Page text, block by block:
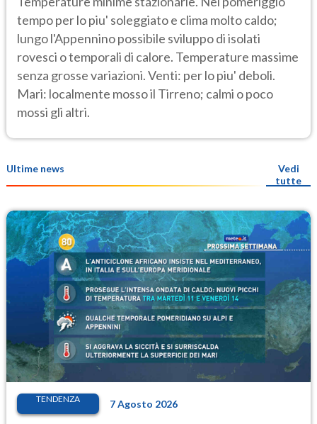
tempo per lo piu' soleggiato e clima molto caldo;
lungo l'Appennino possibile sviluppo di isolati
rovesci o temporali di calore. Temperature massime
senza grosse variazioni. Venti: per lo piu' deboli.
Mari: localmente mosso il Tirreno; calmi o poco
mossi gli altri.
Ultime news
Vedi
tutte
TENDENZA 7 Agosto 2026